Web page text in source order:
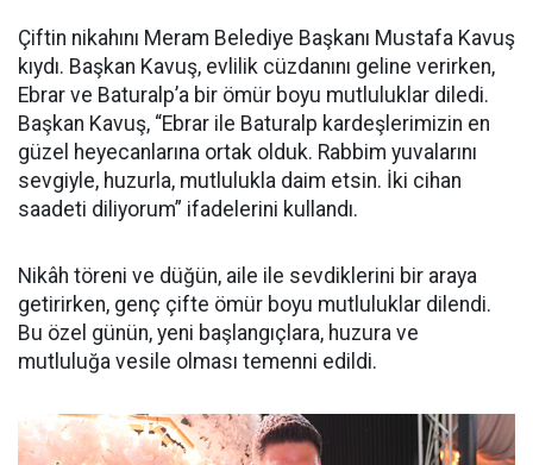
Çiftin nikahını Meram Belediye Başkanı Mustafa Kavuş
kıydı. Başkan Kavuş, evlilik cüzdanını geline verirken,
Ebrar ve Baturalp’a bir ömür boyu mutluluklar diledi.
Başkan Kavuş, “Ebrar ile Baturalp kardeşlerimizin en
güzel heyecanlarına ortak olduk. Rabbim yuvalarını
sevgiyle, huzurla, mutlulukla daim etsin. İki cihan
saadeti diliyorum” ifadelerini kullandı.
Nikâh töreni ve düğün, aile ile sevdiklerini bir araya
getirirken, genç çifte ömür boyu mutluluklar dilendi.
Bu özel günün, yeni başlangıçlara, huzura ve
mutluluğa vesile olması temenni edildi.